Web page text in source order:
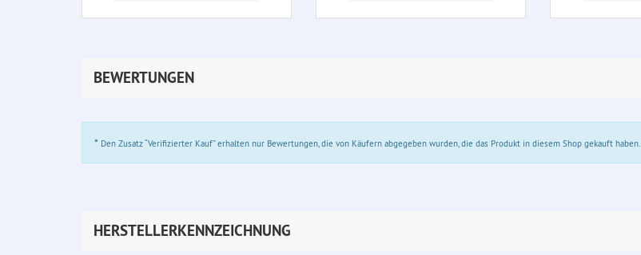
BEWERTUNGEN
* Den Zusatz “Verifizierter Kauf” erhalten nur Bewertungen, die von Käufern abgegeben wurden, die das Produkt in diesem Shop gekauft haben.
HERSTELLERKENNZEICHNUNG